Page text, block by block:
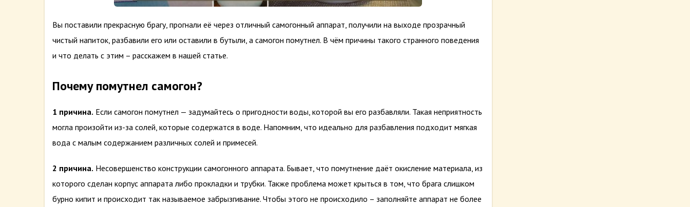
Вы поставили прекрасную брагу, прогнали её через отличный самогонный аппарат, получили на выходе прозрачный
чистый напиток, разбавили его или оставили в бутыли, а самогон помутнел. В чём причины такого странного поведения
и что делать с этим – расскажем в нашей статье.
Почему помутнел самогон?
1 причина. Если самогон помутнел — задумайтесь о пригодности воды, которой вы его разбавляли. Такая неприятность
могла произойти из-за солей, которые содержатся в воде. Напомним, что идеально для разбавления подходит мягкая
вода с малым содержанием различных солей и примесей.
2 причина. Несовершенство конструкции самогонного аппарата. Бывает, что помутнение даёт окисление материала, из
которого сделан корпус аппарата либо прокладки и трубки. Также проблема может крыться в том, что брага слишком
бурно кипит и происходит так называемое забрызгивание. Чтобы этого не происходило – заполняйте аппарат не более